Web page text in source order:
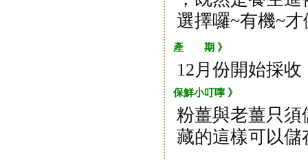
選擇囉~有機~
產 期 》
12月份開始採收
保鮮小叮嚀 》
粉薑與老薑只
藏的這樣可以儲